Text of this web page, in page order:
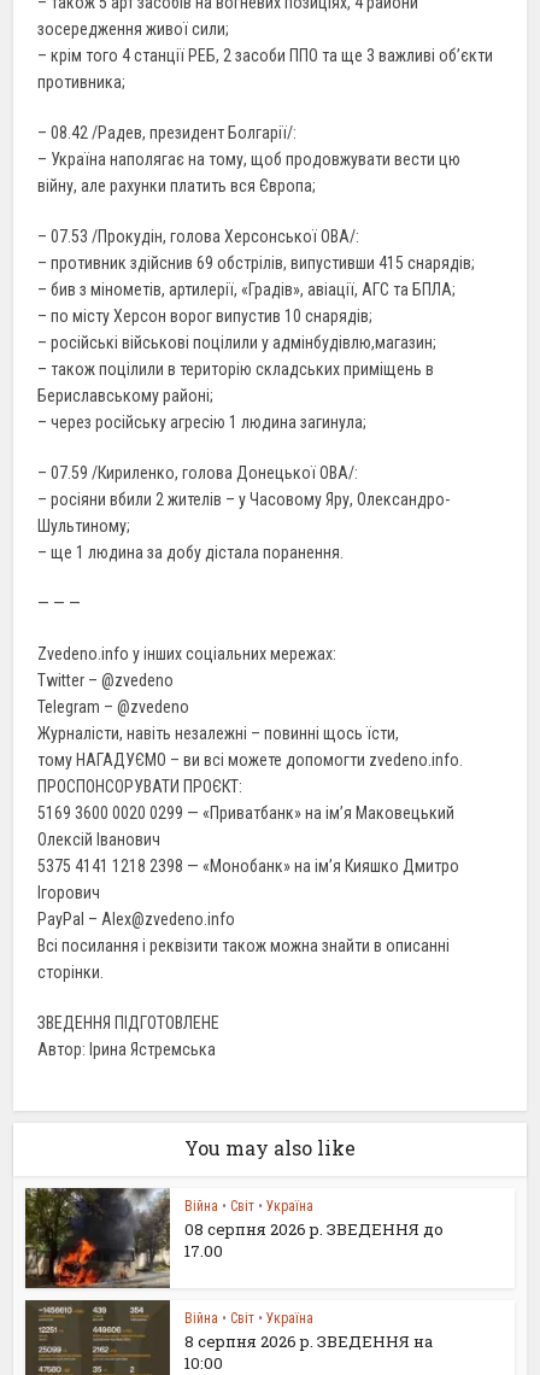
зосередження живої сили;
– крім того 4 станції РЕБ, 2 засоби ППО та ще 3 важливі об’єкти
противника;
– 08.42 /Радев, президент Болгарії/:
– Україна наполягає на тому, щоб продовжувати вести цю
війну, але рахунки платить вся Європа;
– 07.53 /Прокудін, голова Херсонської ОВА/:
– противник здійснив 69 обстрілів, випустивши 415 снарядів;
– бив з мінометів, артилерії, «Градів», авіації, АГС та БПЛА;
– по місту Херсон ворог випустив 10 снарядів;
– російські військові поцілили у адмінбудівлю,магазин;
– також поцілили в територію складських приміщень в
Бериславському районі;
– через російську агресію 1 людина загинула;
– 07.59 /Кириленко, голова Донецької ОВА/:
– росіяни вбили 2 жителів – у Часовому Яру, Олександро-
Шультиному;
– ще 1 людина за добу дістала поранення.
— — —
Zvedeno.info у інших соціальних мережах:
Twitter – @zvedeno
Telegram – @zvedeno
Журналісти, навіть незалежні – повинні щось їсти,
тому НАГАДУЄМО – ви всі можете допомогти zvedeno.info.
ПРОСПОНСОРУВАТИ ПРОЄКТ:
5169 3600 0020 0299 — «Приватбанк» на ім’я Маковецький
Олексій Іванович
5375 4141 1218 2398 — «Монобанк» на ім’я Кияшко Дмитро
Ігорович
PayPal – Alex@zvedeno.info
Всі посилання і реквізити також можна знайти в описанні
сторінки.
ЗВЕДЕННЯ ПІДГОТОВЛЕНЕ
Автор: Ірина Ястремська
You may also like
Війна • Світ • Україна
08 серпня 2026 р. ЗВЕДЕННЯ до
17.00
Війна • Світ • Україна
8 серпня 2026 р. ЗВЕДЕННЯ на
10:00